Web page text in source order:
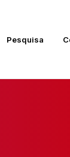
Pesquisa